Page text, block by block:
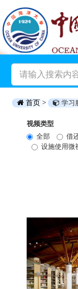
首页 > 学习
视频类型
全部
借
设施使用微